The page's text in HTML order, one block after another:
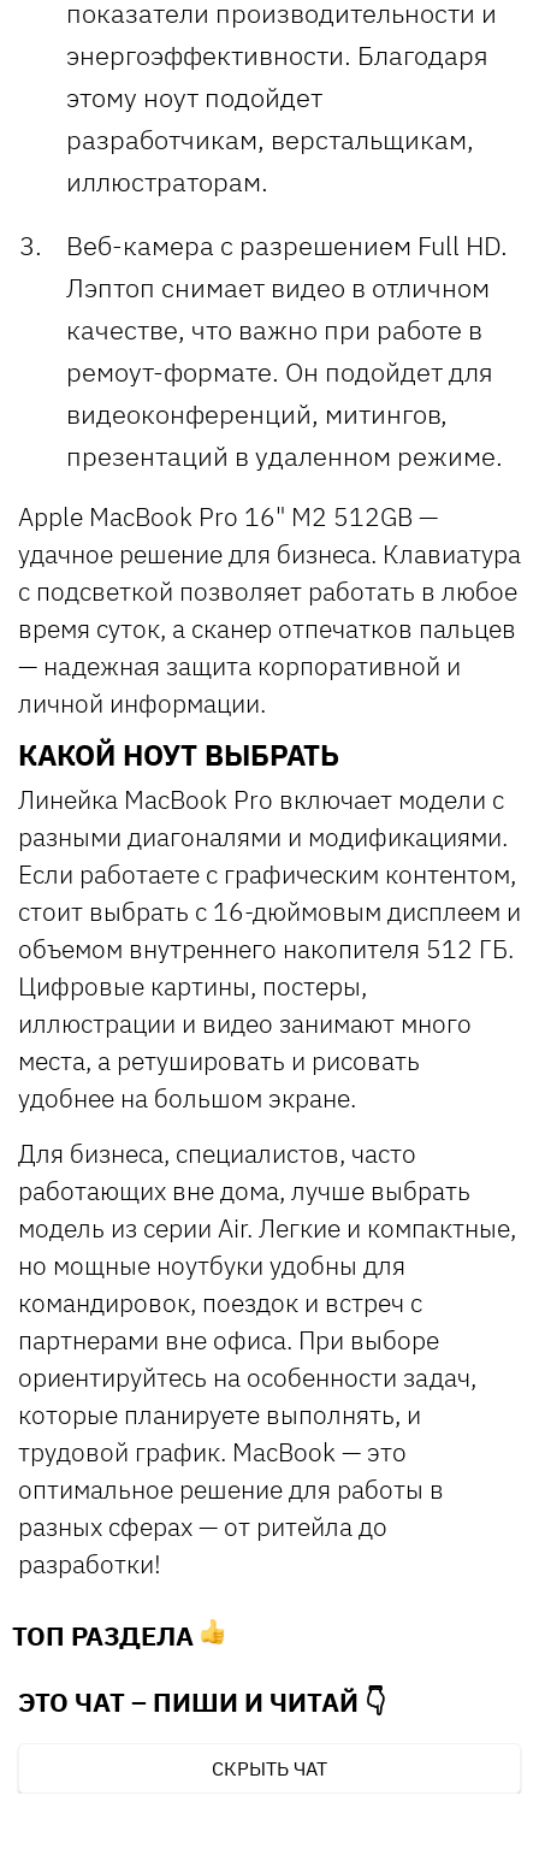
показатели производительности и
энергоэффективности. Благодаря
этому ноут подойдет
разработчикам, верстальщикам,
иллюстраторам.
Веб-камера с разрешением Full HD.
Лэптоп снимает видео в отличном
качестве, что важно при работе в
ремоут-формате. Он подойдет для
видеоконференций, митингов,
презентаций в удаленном режиме.
Apple MacBook Pro 16" M2 512GB —
удачное решение для бизнеса. Клавиатура
с подсветкой позволяет работать в любое
время суток, а сканер отпечатков пальцев
— надежная защита корпоративной и
личной информации.
КАКОЙ НОУТ ВЫБРАТЬ
Линейка MacBook Pro включает модели с
разными диагоналями и модификациями.
Если работаете с графическим контентом,
стоит выбрать с 16-дюймовым дисплеем и
объемом внутреннего накопителя 512 ГБ.
Цифровые картины, постеры,
иллюстрации и видео занимают много
места, а ретушировать и рисовать
удобнее на большом экране.
Для бизнеса, специалистов, часто
работающих вне дома, лучше выбрать
модель из серии Air. Легкие и компактные,
но мощные ноутбуки удобны для
командировок, поездок и встреч с
партнерами вне офиса. При выборе
ориентируйтесь на особенности задач,
которые планируете выполнять, и
трудовой график. MacBook — это
оптимальное решение для работы в
разных сферах — от ритейла до
разработки!
ТОП РАЗДЕЛА
ЭТО ЧАТ – ПИШИ И ЧИТАЙ 👇
СКРЫТЬ ЧАТ